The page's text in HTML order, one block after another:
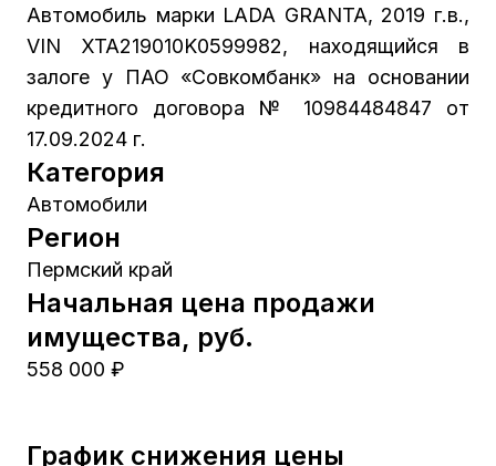
Автомобиль марки LADA GRANTA, 2019 г.в.,
VIN XTA219010K0599982, находящийся в
залоге у ПАО «Совкомбанк» на основании
кредитного договора № 10984484847 от
17.09.2024 г.
Категория
Автомобили
Регион
Пермский край
Начальная цена продажи
имущества, руб.
558 000 ₽
График снижения цены